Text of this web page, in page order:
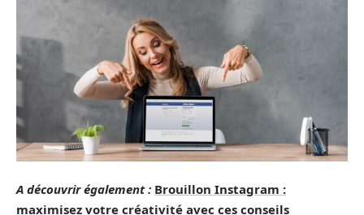
A découvrir également : Brouillon Instagram :
maximisez votre créativité avec ces conseils